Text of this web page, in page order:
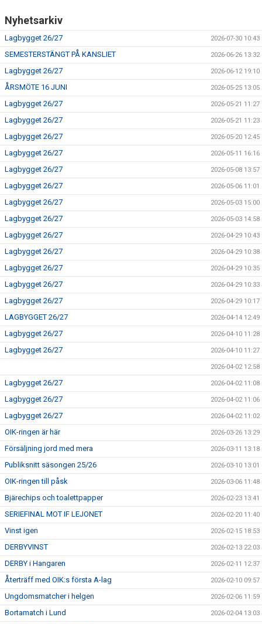
Nyhetsarkiv
Lagbygget 26/27 2026-07-30 10:43
SEMESTERSTÄNGT PÅ KANSLIET 2026-06-26 13:32
Lagbygget 26/27 2026-06-12 19:10
ÅRSMÖTE 16 JUNI 2026-05-25 13:05
Lagbygget 26/27 2026-05-21 11:27
Lagbygget 26/27 2026-05-21 11:23
Lagbygget 26/27 2026-05-20 12:45
Lagbygget 26/27 2026-05-11 16:16
Lagbygget 26/27 2026-05-08 13:57
Lagbygget 26/27 2026-05-06 11:01
Lagbygget 26/27 2026-05-03 15:00
Lagbygget 26/27 2026-05-03 14:58
Lagbygget 26/27 2026-04-29 10:43
Lagbygget 26/27 2026-04-29 10:38
Lagbygget 26/27 2026-04-29 10:35
Lagbygget 26/27 2026-04-29 10:33
Lagbygget 26/27 2026-04-29 10:17
LAGBYGGET 26/27 2026-04-14 12:49
Lagbygget 26/27 2026-04-10 11:28
Lagbygget 26/27 2026-04-10 11:27
2026-04-02 12:58
Lagbygget 26/27 2026-04-02 11:08
Lagbygget 26/27 2026-04-02 11:06
Lagbygget 26/27 2026-04-02 11:02
OIK-ringen är här 2026-03-26 13:29
Försäljning jord med mera 2026-03-11 13:18
Publiksnitt säsongen 25/26 2026-03-10 13:01
OIK-ringen till påsk 2026-03-06 11:48
Bjärechips och toalettpapper 2026-02-23 13:41
SERIEFINAL MOT IF LEJONET 2026-02-20 11:40
Vinst igen 2026-02-15 18:53
DERBYVINST 2026-02-13 22:03
DERBY i Hangaren 2026-02-11 12:37
Återträff med OIK:s första A-lag 2026-02-10 09:57
Ungdomsmatcher i helgen 2026-02-06 11:59
Bortamatch i Lund 2026-02-04 13:03